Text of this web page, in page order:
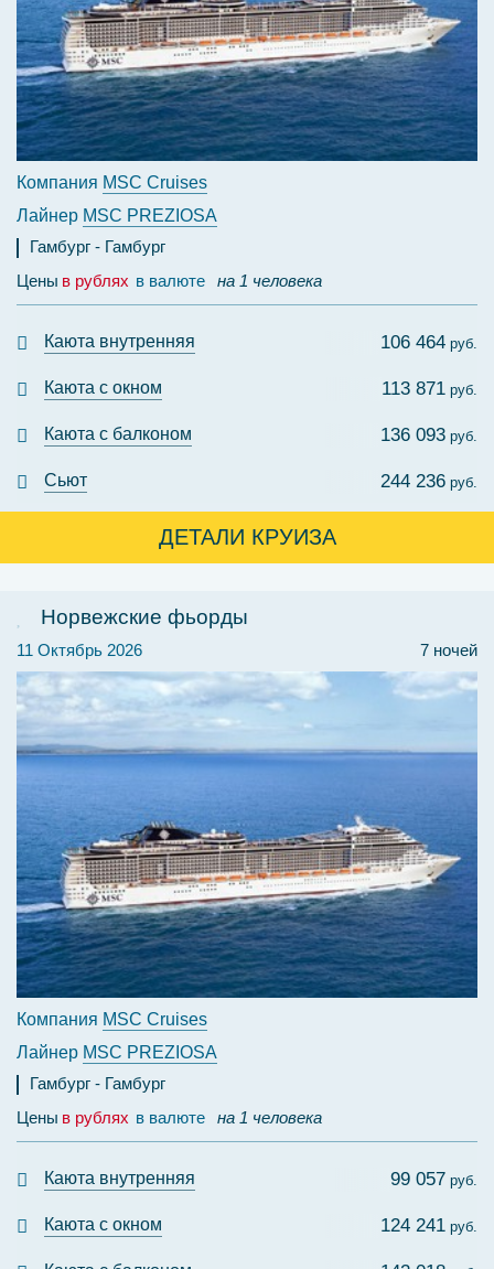
Компания MSC Cruises
Лайнер MSC PREZIOSA
Гамбург
Гамбург
Цены в рублях в валюте на 1 человека
Каюта внутренняя 106 464 руб.
Каюта с окном 113 871 руб.
Каюта с балконом 136 093 руб.
Сьют 244 236 руб.
ДЕТАЛИ КРУИЗА
Норвежские фьорды
7 ночей
11 Октябрь 2026
Компания MSC Cruises
Лайнер MSC PREZIOSA
Гамбург
Гамбург
Цены в рублях в валюте на 1 человека
Каюта внутренняя 99 057 руб.
Каюта с окном 124 241 руб.